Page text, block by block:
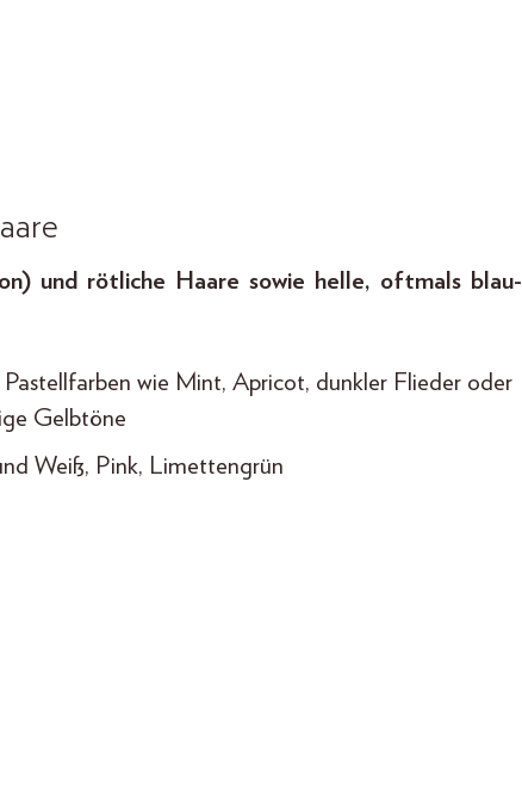
und rötliche Haare sowie helle, oftmals blau-
Pastellfarben wie Mint, Apricot, dunkler Flieder oder
Gelbtöne
Weiß, Pink, Limettengrün